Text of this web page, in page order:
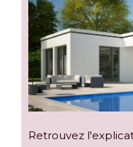
Retrouvez